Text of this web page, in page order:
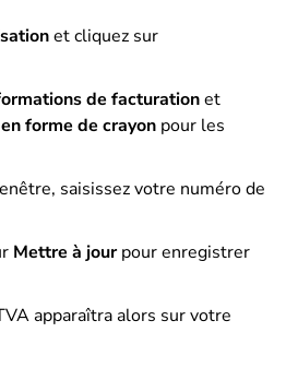
et cliquez sur
de facturationet
forme de crayon pour les
saisissez votre numéro de
Mettre à jourpour enregistrer
apparaîtra alors sur votre